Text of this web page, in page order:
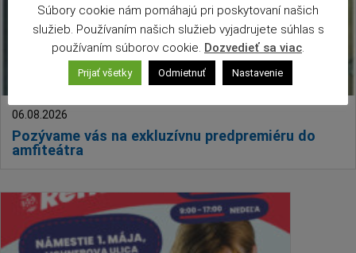
Cyklomesto
Rekonštrukcia
Slnečné jazerá
Zdravotníctvo
Rady a tipy
Benefícia
Deti a rodina
Pozývame vás na exkluzívnu predpremiéru do
amfiteátra
06.08.2026
Súbory cookie nám pomáhajú pri poskytovaní našich
služieb. Používaním našich služieb vyjadrujete súhlas s
používaním súborov cookie. Dozvedieť sa viac
Prijať všetky Odmietnuť Nastavenie